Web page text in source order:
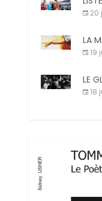
20
LA
19
LE
18